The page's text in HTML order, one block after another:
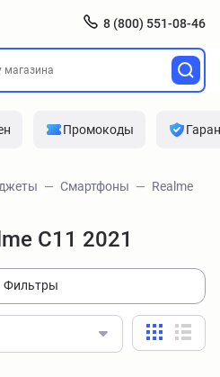
8 (800) 551-08-46
Промокоды
Смартфоны
Realme
C11 2021
Фильтры